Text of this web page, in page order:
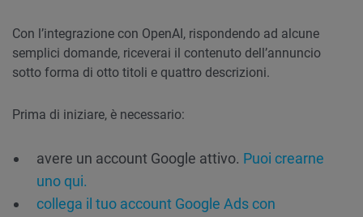
Con l’integrazione con OpenAI, rispondendo ad alcune
semplici domande, riceverai il contenuto dell’annuncio
sotto forma di otto titoli e quattro descrizioni.
Prima di iniziare, è necessario:
avere un account Google attivo. Puoi crearne
uno qui.
collega il tuo account Google Ads con